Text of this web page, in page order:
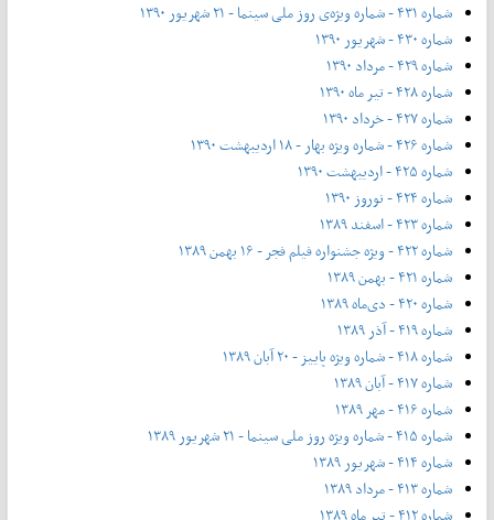
شماره ۴۳۱ - شماره ویژه‌ی روز ملی سینما - ۲۱ شهریور ۱۳۹۰
شماره ۴۳۰ - شهریور ۱۳۹۰
شماره ۴۲۹ - مرداد ۱۳۹۰
شماره ۴۲۸ - تیر ماه ۱۳۹۰
شماره ۴۲۷ - خرداد ۱۳۹۰
شماره ۴۲۶ - شماره ویژه بهار - ۱۸ اردیبهشت ۱۳۹۰
شماره ۴۲۵ - اردیبهشت ۱۳۹۰
شماره ۴۲۴ - نوروز ۱۳۹۰
شماره ۴۲۳ - اسفند ۱۳۸۹
شماره ۴۲۲ - ویژه جشنواره فیلم فجر - ۱۶ بهمن ۱۳۸۹
شماره ۴۲۱ - بهمن ۱۳۸۹
شماره ۴۲۰ - دی‌ماه ۱۳۸۹
شماره ۴۱۹ - آذر ۱۳۸۹
شماره ۴۱۸ - شماره ویژه پاییز - ۲۰ آبان ۱۳۸۹
شماره ۴۱۷ - آبان ۱۳۸۹
شماره ۴۱۶ - مهر ۱۳۸۹
شماره ۴۱۵ - شماره ویژه روز ملی سینما - ۲۱ شهریور ۱۳۸۹
شماره ۴۱۴ - شهریور ۱۳۸۹
شماره ۴۱۳ - مرداد ۱۳۸۹